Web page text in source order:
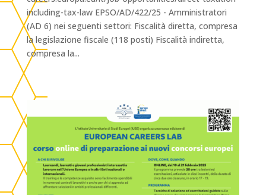
including-tax-law EPSO/AD/422/25 - Amministratori
(AD 6) nei seguenti settori: Fiscalità diretta, compresa
la legislazione fiscale (118 posti) Fiscalità indiretta,
compresa la...